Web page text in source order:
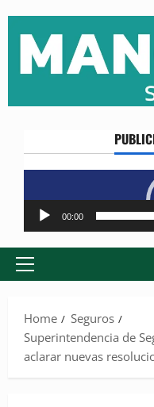
content
00:00
Primary
Home
Seguros
Superintendencia de
aclarar nuevas